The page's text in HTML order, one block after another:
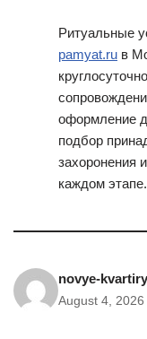
Ритуальные
pamyat.ru в
оформление
подбор
захоронения
каждом этапе.
novye-
August 4,